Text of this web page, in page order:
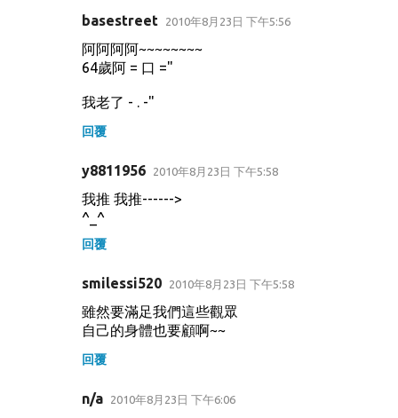
basestreet 2010年8月23日 下午5:56
阿阿阿阿~~~~~~~~
64歲阿 = 口 ="
我老了 - . -"
回覆
y8811956 2010年8月23日 下午5:58
我推 我推------>
^_^
回覆
smilessi520 2010年8月23日 下午5:58
雖然要滿足我們這些觀眾
自己的身體也要顧啊~~
回覆
n/a 2010年8月23日 下午6:06